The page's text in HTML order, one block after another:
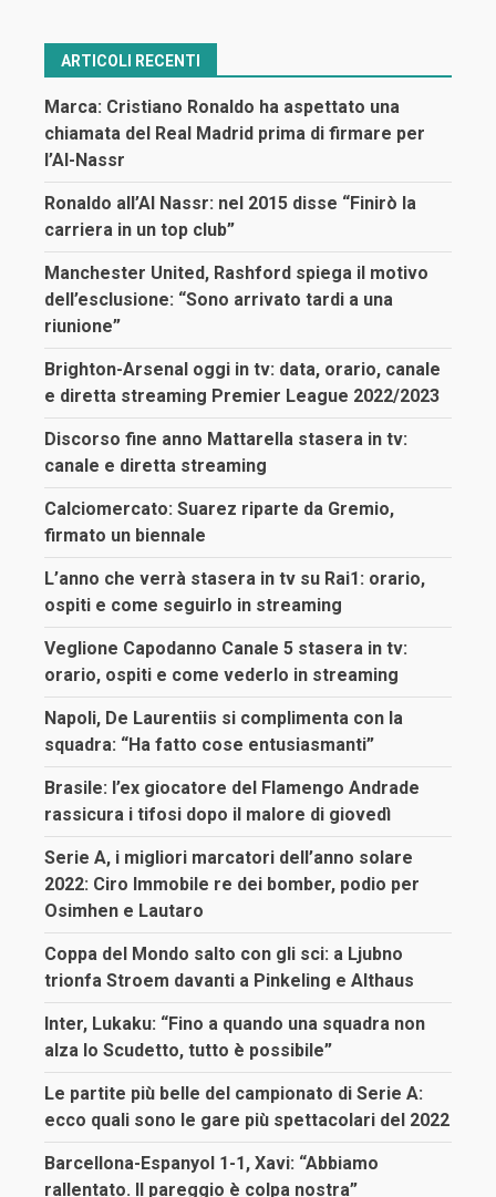
ARTICOLI RECENTI
Marca: Cristiano Ronaldo ha aspettato una
chiamata del Real Madrid prima di firmare per
l’Al-Nassr
Ronaldo all’Al Nassr: nel 2015 disse “Finirò la
carriera in un top club”
Manchester United, Rashford spiega il motivo
dell’esclusione: “Sono arrivato tardi a una
riunione”
Brighton-Arsenal oggi in tv: data, orario, canale
e diretta streaming Premier League 2022/2023
Discorso fine anno Mattarella stasera in tv:
canale e diretta streaming
Calciomercato: Suarez riparte da Gremio,
firmato un biennale
L’anno che verrà stasera in tv su Rai1: orario,
ospiti e come seguirlo in streaming
Veglione Capodanno Canale 5 stasera in tv:
orario, ospiti e come vederlo in streaming
Napoli, De Laurentiis si complimenta con la
squadra: “Ha fatto cose entusiasmanti”
Brasile: l’ex giocatore del Flamengo Andrade
rassicura i tifosi dopo il malore di giovedì
Serie A, i migliori marcatori dell’anno solare
2022: Ciro Immobile re dei bomber, podio per
Osimhen e Lautaro
Coppa del Mondo salto con gli sci: a Ljubno
trionfa Stroem davanti a Pinkeling e Althaus
Inter, Lukaku: “Fino a quando una squadra non
alza lo Scudetto, tutto è possibile”
Le partite più belle del campionato di Serie A:
ecco quali sono le gare più spettacolari del 2022
Barcellona-Espanyol 1-1, Xavi: “Abbiamo
rallentato. Il pareggio è colpa nostra”